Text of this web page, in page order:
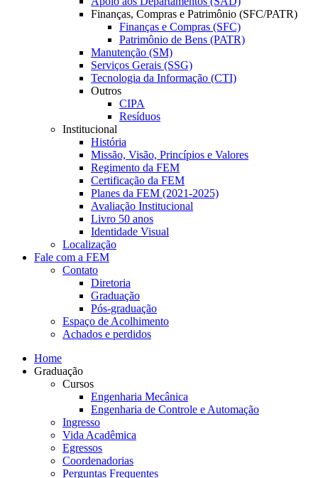
Finanças, Compras e Patrimônio (SFC/PATR)
Finanças e Compras (SFC)
Patrimônio de Bens (PATR)
Manutenção (SM)
Serviços Gerais (SSG)
Tecnologia da Informação (CTI)
Outros
CIPA
Resíduos
Institucional
História
Missão, Visão, Princípios e Valores
Regimento da FEM
Certificação da FEM
Planes da FEM (2021-2025)
Avaliação Institucional
Livro 50 anos
Identidade Visual
Localização
Fale com a FEM
Contato
Diretoria
Graduação
Pós-graduação
Espaço de Acolhimento
Achados e perdidos
Home
Graduação
Cursos
Engenharia Mecânica
Engenharia de Controle e Automação
Ingresso
Vida Acadêmica
Egressos
Coordenadorias
Perguntas Frequentes